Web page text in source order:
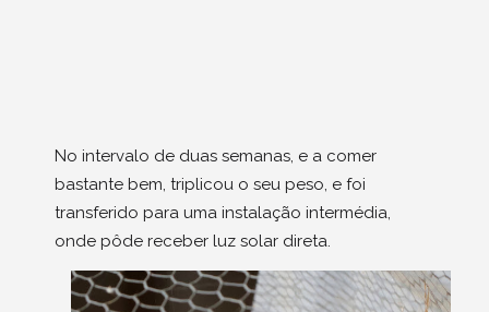
No intervalo de duas semanas, e a comer
bastante bem, triplicou o seu peso, e foi
transferido para uma instalação intermédia,
onde pôde receber luz solar direta.